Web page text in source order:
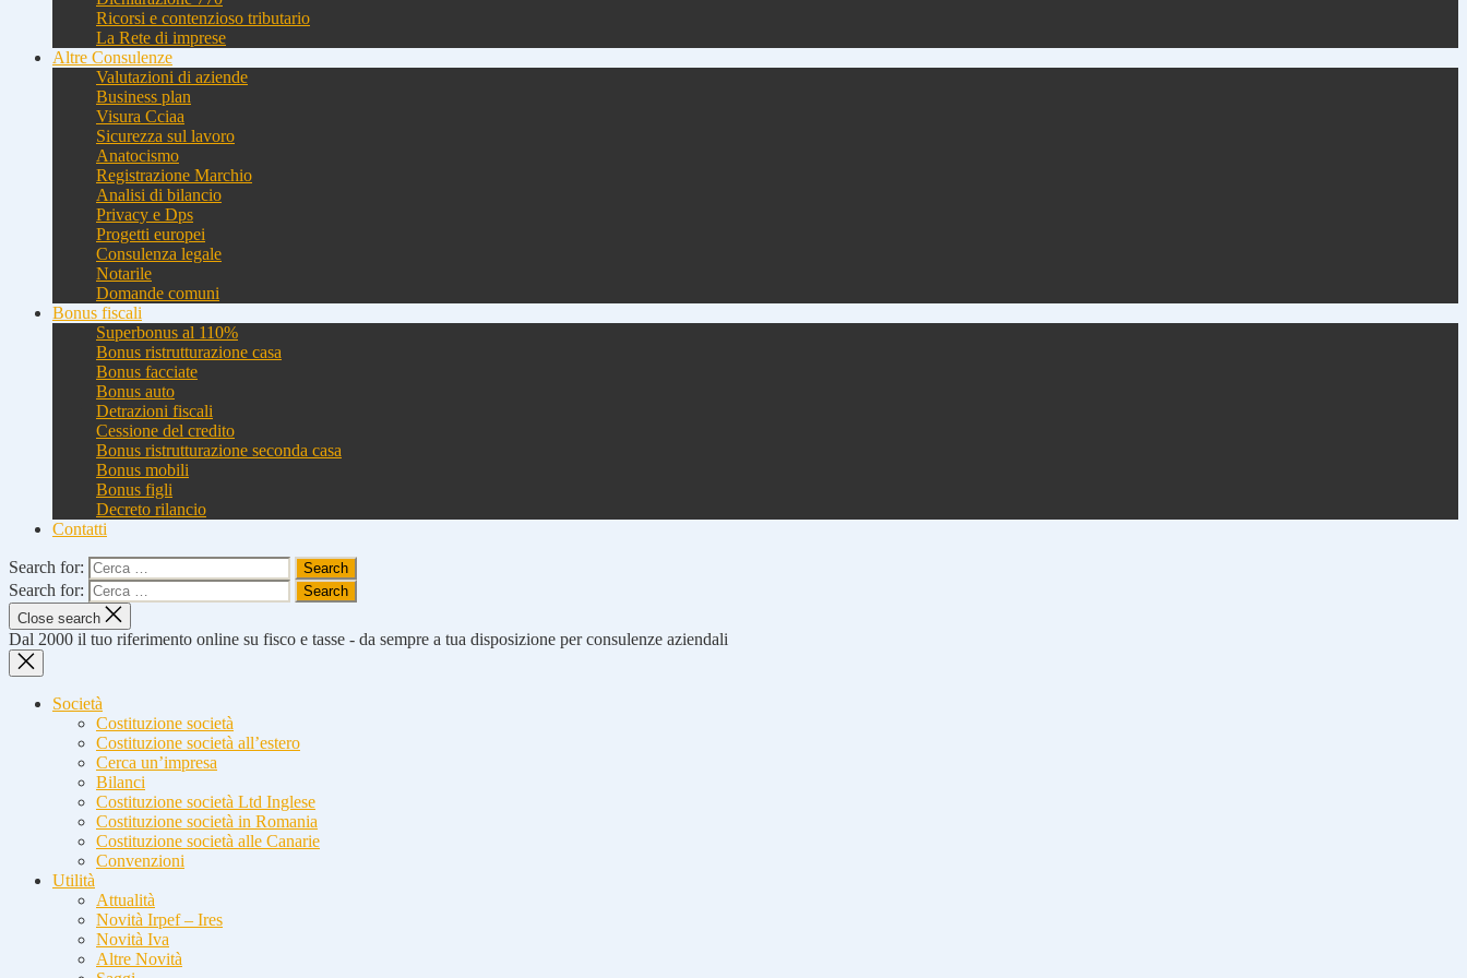
Ricorsi e contenzioso tributario
La Rete di imprese
Altre Consulenze
Valutazioni di aziende
Business plan
Visura Cciaa
Sicurezza sul lavoro
Anatocismo
Registrazione Marchio
Analisi di bilancio
Privacy e Dps
Progetti europei
Consulenza legale
Notarile
Domande comuni
Bonus fiscali
Superbonus al 110%
Bonus ristrutturazione casa
Bonus facciate
Bonus auto
Detrazioni fiscali
Cessione del credito
Bonus ristrutturazione seconda casa
Bonus mobili
Bonus figli
Decreto rilancio
Contatti
Search for:
Search for:
Close search
Dal 2000 il tuo riferimento online su fisco e tasse - da sempre a tua disposizione per consulenze aziendali
Società
Costituzione società
Costituzione società all’estero
Cerca un’impresa
Bilanci
Costituzione società Ltd Inglese
Costituzione società in Romania
Costituzione società alle Canarie
Convenzioni
Utilità
Attualità
Novità Irpef – Ires
Novità Iva
Altre Novità